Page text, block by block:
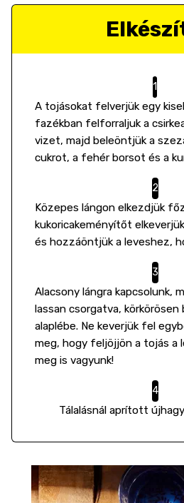
A tojásokat felverjük egy
fazékban felforraljuk a
vizet, majd beleöntjük a
cukrot, a fehér borsot és a
Közepes lángon elkezdjük
kukoricakeményítőt
és hozzáöntjük a leveshez,
Alacsony lángra kapcsolunk,
lassan csorgatva, körkörösen
alaplébe. Ne keverjük fel
meg, hogy feljöjjön a tojás a
meg is vagyunk!
Tálalásnál aprított